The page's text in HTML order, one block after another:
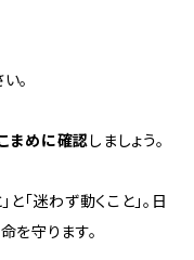
。
まめに確認しましょう。
「迷わず動くこと」。日
を守ります。